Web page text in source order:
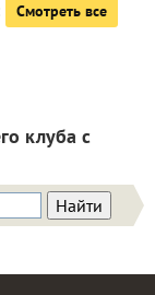
Смотреть все
клуба с